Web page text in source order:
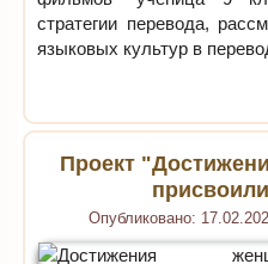
стратегии перевода,
языковых культур в
Проект
Опубликовано: